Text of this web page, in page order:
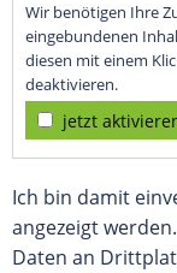
Wir benötigen Ihre
eingebundenen
diesen mit einem
deaktivieren.
jetzt
Ich bin damit
angezeigt
Daten an